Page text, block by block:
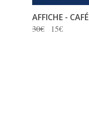
AFFICHE - CAFÉ
30€ 15€